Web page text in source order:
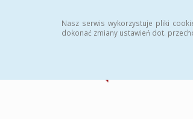
Nasz serwis wykorzystuje pliki
dokonać zmiany ustawień dot.